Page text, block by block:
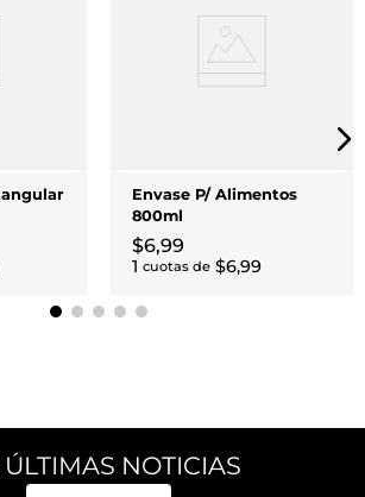
Envase P/ Alimentos
800ml
$6,99
1 cuotas de $6,99
NOTICIAS